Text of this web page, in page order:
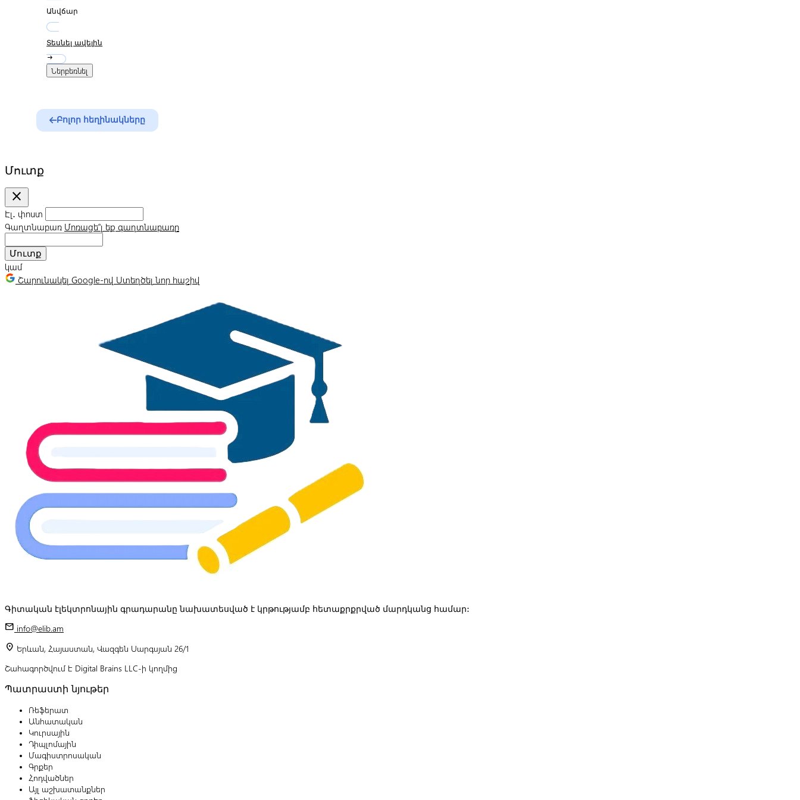
Անվճար
Տեսնել ավելին
arrow_right_alt
Ներբեռնել
Բոլոր հեղինակները
Մուտք
close
Էլ․ փոստ
Գաղտնաբառ Մոռացե՞լ եք գաղտնաբառը
Մուտք
կամ
Շարունակել Google-ով Ստեղծել նոր հաշիվ
Գիտական էլեկտրոնային գրադարանը նախատեսված է կրթությամբ հետաքրքրված մարդկանց համար:
mail info@elib.am
location_on Երևան, Հայաստան, Վազգեն Սարգսյան 26/1
Շահագործվում է Digital Brains LLC-ի կողմից
Պատրաստի նյութեր
Ռեֆերատ
Անհատական
Կուրսային
Դիպլոմային
Մագիստրոսական
Գրքեր
Հոդվածներ
Այլ աշխատանքներ